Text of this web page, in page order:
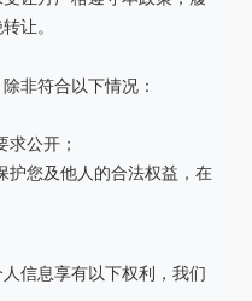
让。
非符合以下情况：
求公开；
护您及他人的合法权益，在
信息享有以下权利，我们